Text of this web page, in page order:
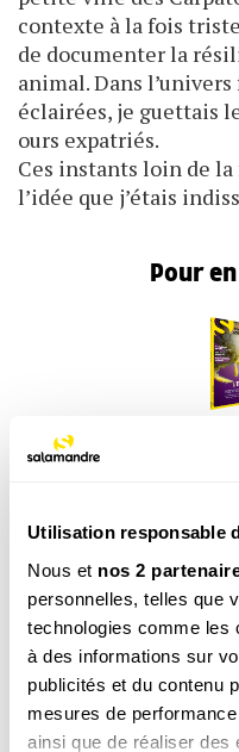
Utilisation responsable
Nous et nos 2
personnelles, telles que
technologies comme les
à des informations sur
publicités et du contenu
mesures de
ainsi que de réaliser des
contexte à la fois
de documenter la
animal. Dans
éclairées, je guettais
ours expatriés.
Ces instants loin de
l’idée que j’étais
Pour